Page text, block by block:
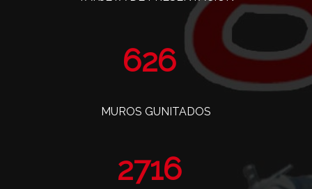
763
MUROS GUNITADOS
3308